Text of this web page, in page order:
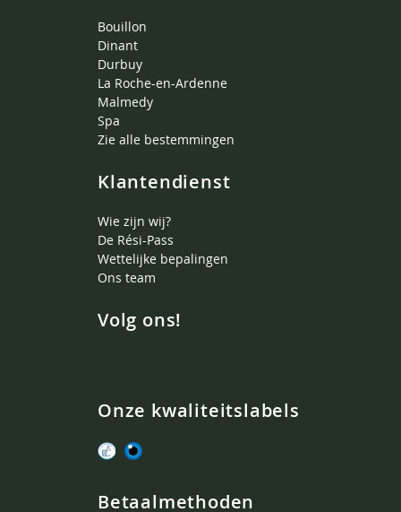
Bouillon
Dinant
Durbuy
La Roche-en-Ardenne
Malmedy
Spa
Zie alle bestemmingen
Klantendienst
Wie zijn wij?
De Rési-Pass
Wettelijke bepalingen
Ons team
Volg ons!
Onze kwaliteitslabels
Betaalmethoden